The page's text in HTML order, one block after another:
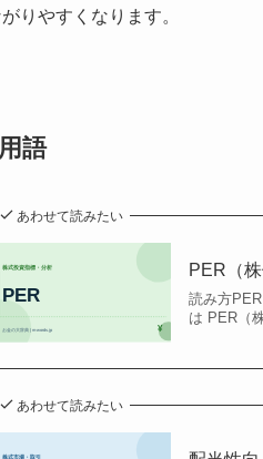
りやすくなります。
語
あわせて読みたい
PER（株
読み方
は PER（
あわせて読みたい